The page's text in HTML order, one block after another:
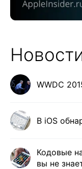
WWDC
В iOS
Кодовые
вы не